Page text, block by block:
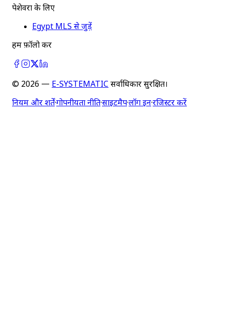
पेशेवरों के लिए
Egypt MLS से जुड़ें
हमें फ़ॉलो करें
© 2026 — E-SYSTEMATICसर्वाधिकार सुरक्षित।
नियम और शर्तें·गोपनीयता नीति·साइटमैप·लॉग इन·रजिस्टर करें